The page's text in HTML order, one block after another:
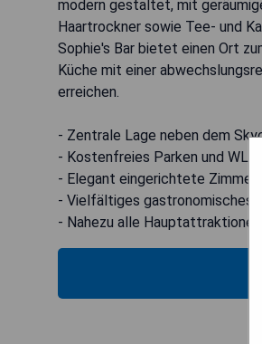
modern gestaltet, mit
Haartrockner sowie Tee- und
Sophie's Bar bietet einen Ort
Küche mit einer
erreichen.
- Zentrale Lage neben dem
- Kostenfreies Parken und WLAN
- Elegant eingerichtete Zimmer
- Vielfältiges gastronomisches
- Nahezu alle Hauptattraktionen